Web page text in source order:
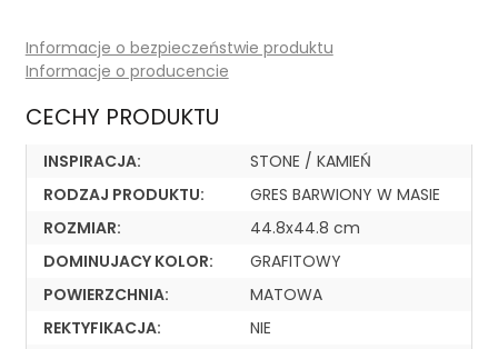
Informacje o bezpieczeństwie produktu
Informacje o producencie
CECHY PRODUKTU
INSPIRACJA:
STONE / KAMIEŃ
RODZAJ PRODUKTU:
GRES BARWIONY W MASIE
ROZMIAR:
44.8x44.8 cm
DOMINUJACY KOLOR:
GRAFITOWY
POWIERZCHNIA:
MATOWA
REKTYFIKACJA:
NIE